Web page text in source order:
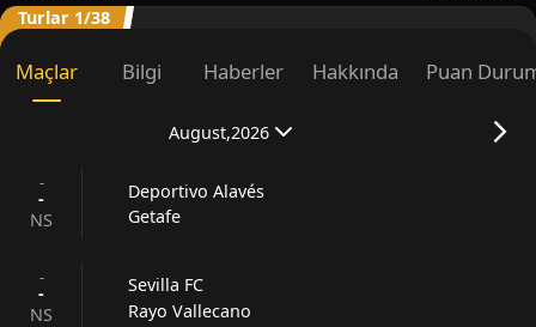
Turlar 1/38
Maçlar Bilgi Haberler Hakkında Puan
August,2026
-
-
NS
Deportivo Alavés
Getafe
-
-
NS
Sevilla FC
Rayo Vallecano